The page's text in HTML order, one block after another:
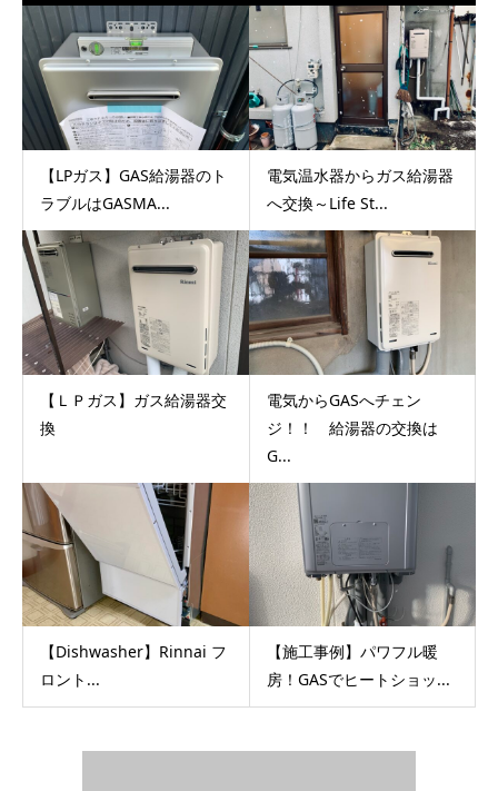
【LPガス】GAS給湯器のト
ラブルはGASMA...
電気温水器からガス給湯器
へ交換～Life St...
【ＬＰガス】ガス給湯器交
換
電気からGASへチェン
ジ！！ 給湯器の交換は
G...
【Dishwasher】Rinnai フ
ロント...
【施工事例】パワフル暖
房！GASでヒートショッ...